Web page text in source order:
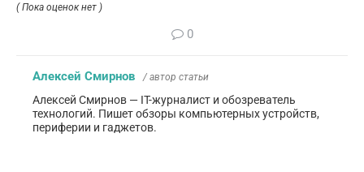
( Пока оценок нет )
0
Алексей Смирнов / автор статьи
Алексей Смирнов — IT-журналист и обозреватель
технологий. Пишет обзоры компьютерных устройств,
периферии и гаджетов.